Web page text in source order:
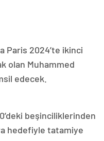
Paris 2024’te ikinci
olan Muhammed
edecek.
beşinciliklerinden
hedefiyle tatamiye